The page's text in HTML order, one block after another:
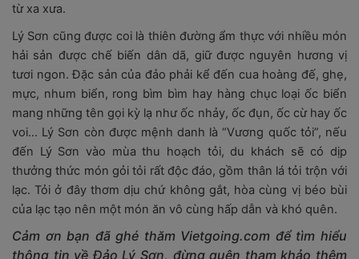
từ xa xưa.
Lý Sơn cũng được coi là thiên đường ẩm thực với nhiều món
hải sản được chế biến dân dã, giữ được nguyên hương vị
tươi ngon. Đặc sản của đảo phải kể đến cua hoàng đế, ghẹ,
mực, nhum biển, rong bìm bìm hay hàng chục loại ốc biển
mang những tên gọi kỳ lạ như ốc nhảy, ốc đụn, ốc cừ hay ốc
voi… Lý Sơn còn được mệnh danh là “Vương quốc tỏi”, nếu
đến Lý Sơn vào mùa thu hoạch tỏi, du khách sẽ có dịp
thưởng thức món gỏi tỏi rất độc đáo, gồm thân lá tỏi trộn với
lạc. Tỏi ở đây thơm dịu chứ không gắt, hòa cùng vị béo bùi
của lạc tạo nên một món ăn vô cùng hấp dẫn và khó quên.
Cảm ơn bạn đã ghé thăm Vietgoing.com để tìm hiểu
thông tin về Đảo Lý Sơn, đừng quên tham khảo thêm